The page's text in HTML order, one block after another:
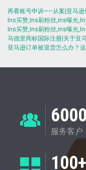
再看账号申诉——从案|亚马逊
Ins买赞,Ins刷粉丝,ins曝光
Ins买赞,Ins刷粉丝,ins曝光
马德里商标国际注册|关于亚
亚马逊订单被退货怎么办？
服务客户
100+